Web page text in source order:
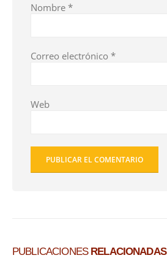
Nombre *
Correo electrónico *
Web
PUBLICACIONES RELACIONADAS